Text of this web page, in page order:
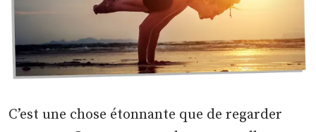
C’est une chose étonnante que de regarder